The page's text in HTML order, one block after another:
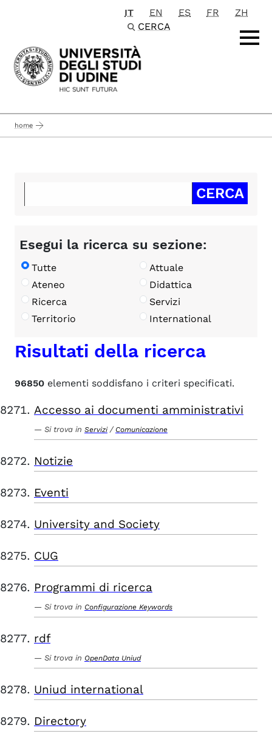
Passa al contenuto principale
IT EN ES FR
ZH
CERCA
home
Esegui la ricerca su sezione:
Tutte
Attuale
Ateneo
Didattica
Ricerca
Servizi
Territorio
International
Risultati della ricerca
96850 elementi soddisfano i criteri specificati.
Accesso ai documenti amministrativi
Si trova in Servizi / Comunicazione
Notizie
Eventi
University and Society
CUG
Programmi di ricerca
Si trova in Configurazione Keywords
rdf
Si trova in OpenData Uniud
Uniud international
Directory